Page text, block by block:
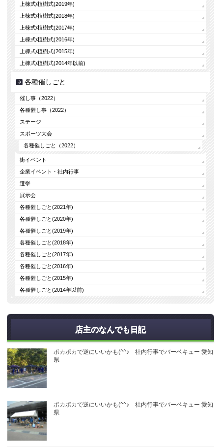
上棟式/植樹式(2019年)
上棟式/植樹式(2018年)
上棟式/植樹式(2017年)
上棟式/植樹式(2016年)
上棟式/植樹式(2015年)
上棟式/植樹式(2014年以前)
各種催しごと
催し事（2022）
各種催し事（2022）
ステージ
スポーツ大会
各種催しごと（2022）
街イベント
企業イベント・社内行事
選挙
展示会
各種催しごと(2021年)
各種催しごと(2020年)
各種催しごと(2019年)
各種催しごと(2018年)
各種催しごと(2017年)
各種催しごと(2016年)
各種催しごと(2015年)
各種催しごと(2014年以前)
店主のなんでも日記
ポカポカで逆にいいかも(^^♪ 社内行事でバーベキュー 愛知
県
ポカポカで逆にいいかも(^^♪ 社内行事でバーベキュー 愛知
県